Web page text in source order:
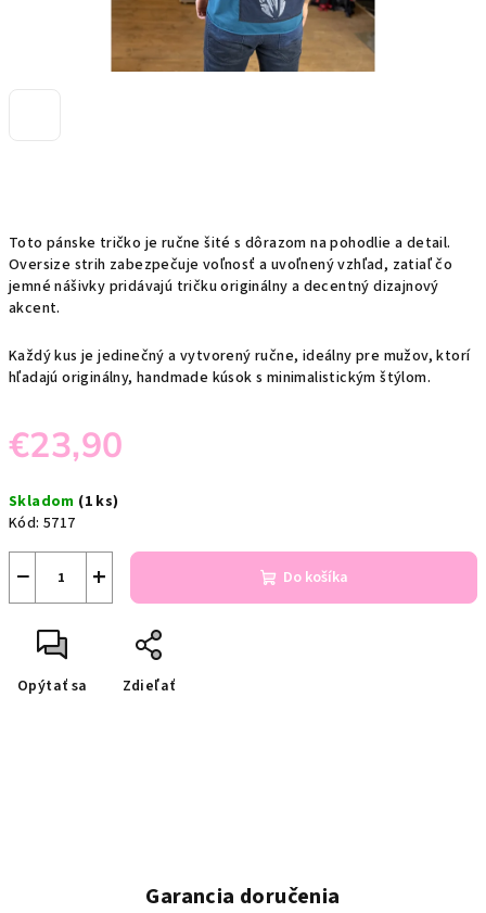
Toto pánske tričko je ručne šité s dôrazom na pohodlie a detail.
Oversize strih zabezpečuje voľnosť a uvoľnený vzhľad, zatiaľ čo
jemné nášivky pridávajú tričku originálny a decentný dizajnový
akcent.
Každý kus je jedinečný a vytvorený ručne, ideálny pre mužov, ktorí
hľadajú originálny, handmade kúsok s minimalistickým štýlom.
€23,90
cena:
Skladom (1 ks)
Kód: 5717
+
− Do košíka
Opýtať sa Zdieľať
Garancia doručenia